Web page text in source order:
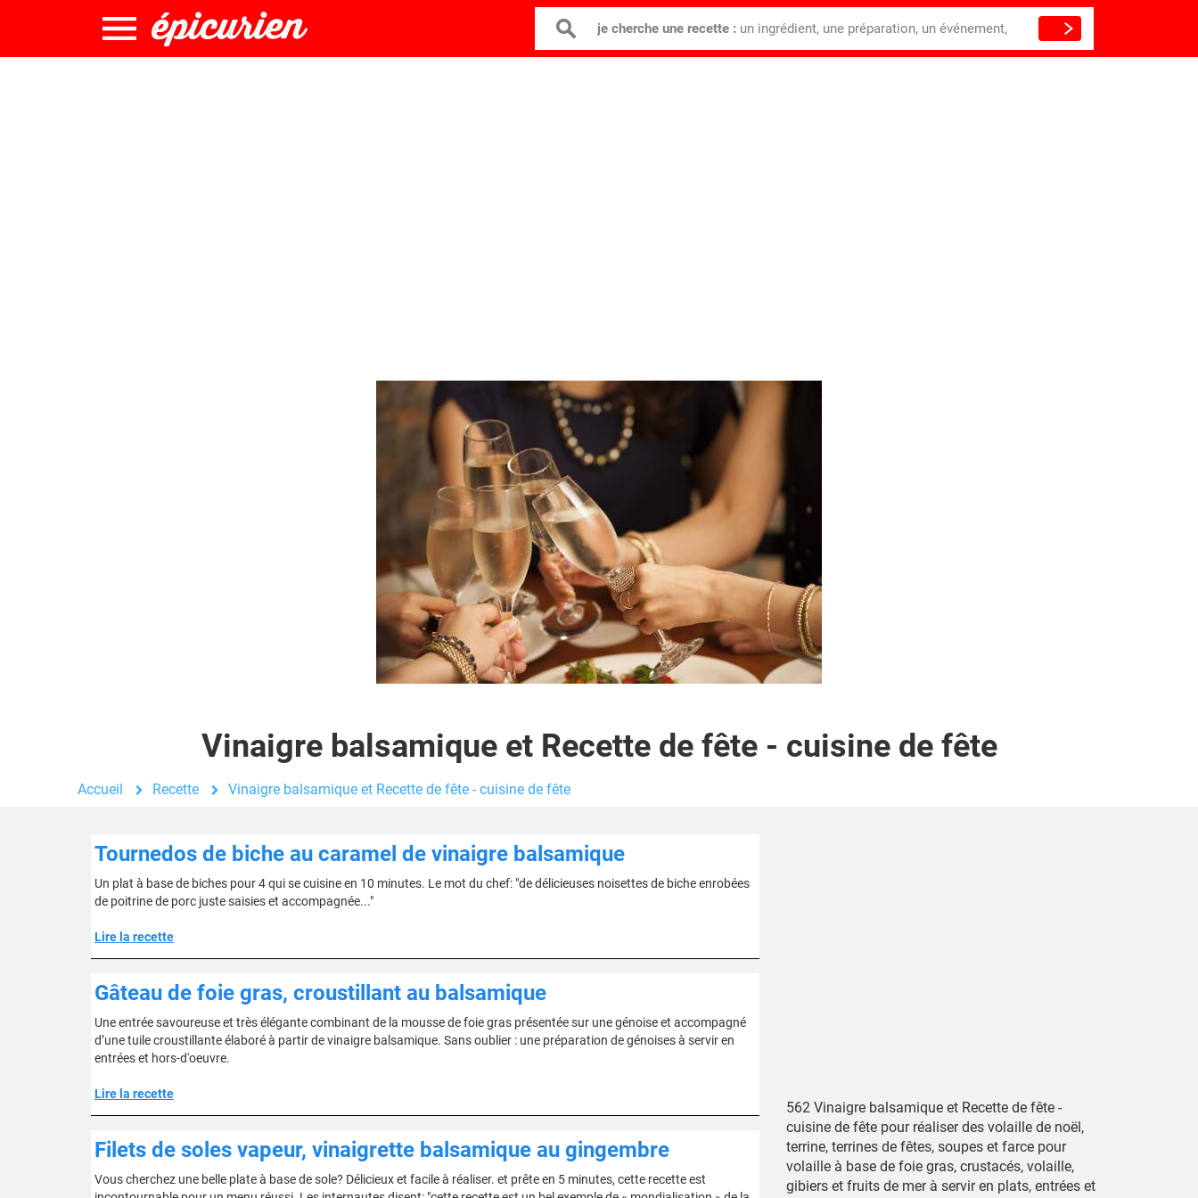
je cherche une recette : un ingrédient, une préparation, un événement,
Vinaigre balsamique et Recette de fête - cuisine de fête
Accueil Recette Vinaigre balsamique et Recette de fête - cuisine de fête
Tournedos de biche au caramel de vinaigre balsamique
Un plat à base de biches pour 4 qui se cuisine en 10 minutes. Le mot du chef: "de délicieuses noisettes de biche enrobées
de poitrine de porc juste saisies et accompagnée..."
Lire la recette
Gâteau de foie gras, croustillant au balsamique
Une entrée savoureuse et très élégante combinant de la mousse de foie gras présentée sur une génoise et accompagné
d’une tuile croustillante élaboré à partir de vinaigre balsamique. Sans oublier : une préparation de génoises à servir en
entrées et hors-d'oeuvre.
Lire la recette
Filets de soles vapeur, vinaigrette balsamique au gingembre
Vous cherchez une belle plate à base de sole? Délicieux et facile à réaliser. et prête en 5 minutes, cette recette est
562 Vinaigre balsamique et Recette de fête -
cuisine de fête pour réaliser des volaille de noël,
terrine, terrines de fêtes, soupes et farce pour
volaille à base de foie gras, crustacés, volaille,
gibiers et fruits de mer à servir en plats, entrées et